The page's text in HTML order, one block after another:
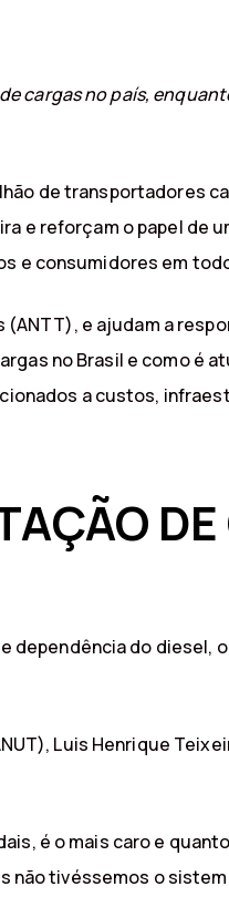
cargas no país,
de transportadores
e reforçam o papel de
e consumidores em
e ajudam a
no Brasil e como é
a custos,
dependência do diesel,
Luis Henrique
é o mais caro e
não tivéssemos o